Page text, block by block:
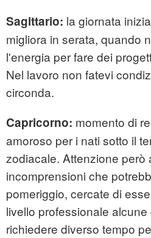
Sagittario: la giornata
migliora in serata, quando
l'energia per fare dei
Nel lavoro non fatevi
circonda.
Capricorno: momento di
amoroso per i nati sotto il
zodiacale. Attenzione però
incomprensioni che
pomeriggio, cercate di
livello professionale
richiedere diverso tempo